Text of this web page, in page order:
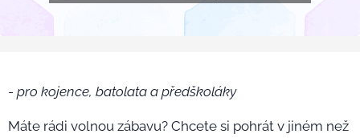
- pro kojence, batolata a předškoláky
Máte rádi volnou zábavu? Chcete si pohrát v jiném než